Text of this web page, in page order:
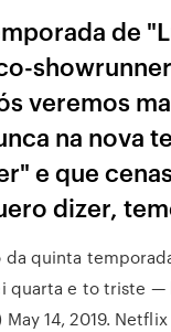
de
veremos
na nova
e que
dizer,
da quinta
quarta e to triste —
May 14, 2019.